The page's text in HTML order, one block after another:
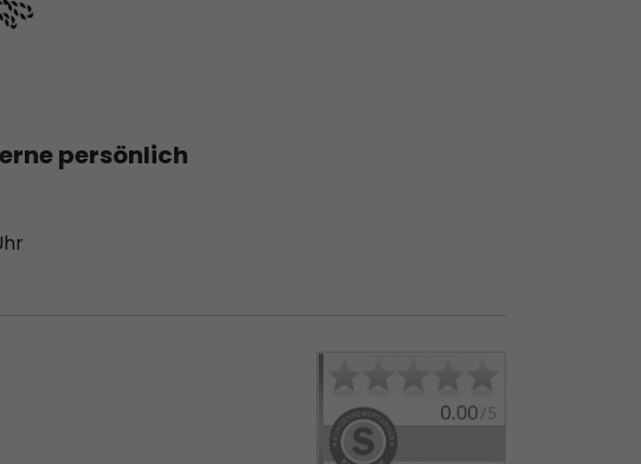
persönlich